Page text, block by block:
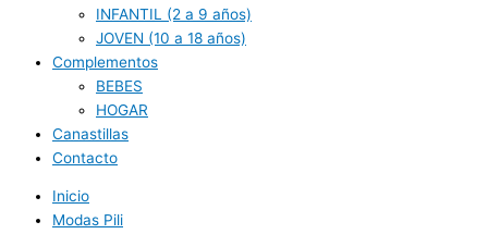
INFANTIL (2 a 9 años)
JOVEN (10 a 18 años)
Complementos
BEBES
HOGAR
Canastillas
Contacto
Inicio
Modas Pili